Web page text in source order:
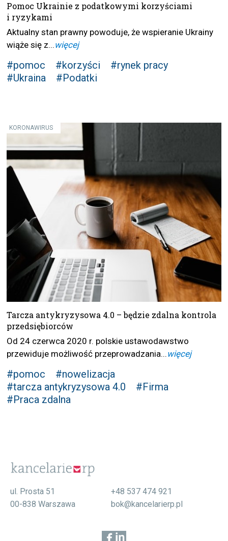
Pomoc Ukrainie z podatkowymi korzyściami
i ryzykami
Aktualny stan prawny powoduje, że wspieranie Ukrainy
wiąże się z...więcej
#pomoc #korzyści
#rynek pracy
#Ukraina
#Podatki
KORONAWIRUS
Tarcza antykryzysowa 4.0 – będzie zdalna kontrola
przedsiębiorców
Od 24 czerwca 2020 r. polskie ustawodawstwo
przewiduje możliwość przeprowadzania...więcej
#pomoc
#nowelizacja
#tarcza antykryzysowa 4.0
#Firma
#Praca zdalna
ul. Prosta 51
00-838 Warszawa
+48 537 474 921
bok@kancelarierp.pl